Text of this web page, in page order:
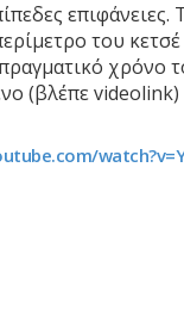
του
χρόνο
(βλέπε videolink)